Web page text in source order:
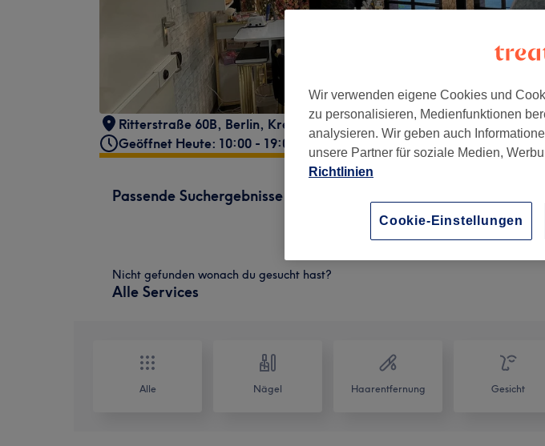
Ritterstraße 60B, Berlin, Kreuzberg , 10969
Geöffnet Heute: 10:00 - 19:00
Passende Suchergebnisse
25 Min.Details anzeigen
Nicht gefunden wonach du gesucht hast?
Alle Services
Alle Nägel Haarentfernung Gesicht
Wir verwenden eigene Cookies und
zu personalisieren, Medienfunktionen
analysieren. Wir geben auch
unsere Partner für soziale Medien,
Richtlinien
Cookie-Einstellungen